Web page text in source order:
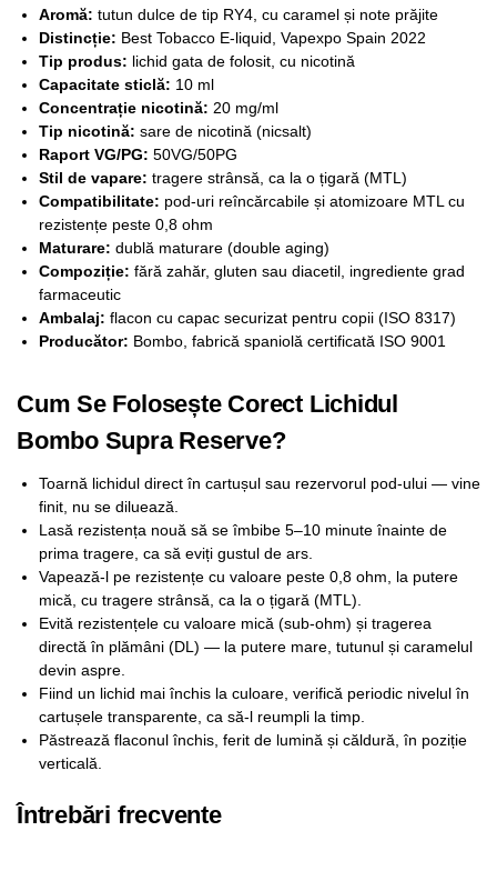
Aromă: tutun dulce de tip RY4, cu caramel și note prăjite
Distincție: Best Tobacco E-liquid, Vapexpo Spain 2022
Tip produs: lichid gata de folosit, cu nicotină
Capacitate sticlă: 10 ml
Concentrație nicotină: 20 mg/ml
Tip nicotină: sare de nicotină (nicsalt)
Raport VG/PG: 50VG/50PG
Stil de vapare: tragere strânsă, ca la o țigară (MTL)
Compatibilitate: pod-uri reîncărcabile și atomizoare MTL cu
rezistențe peste 0,8 ohm
Maturare: dublă maturare (double aging)
Compoziție: fără zahăr, gluten sau diacetil, ingrediente grad
farmaceutic
Ambalaj: flacon cu capac securizat pentru copii (ISO 8317)
Producător: Bombo, fabrică spaniolă certificată ISO 9001
Cum Se Folosește Corect Lichidul
Bombo Supra Reserve?
Toarnă lichidul direct în cartușul sau rezervorul pod-ului — vine
finit, nu se diluează.
Lasă rezistența nouă să se îmbibe 5–10 minute înainte de
prima tragere, ca să eviți gustul de ars.
Vapează-l pe rezistențe cu valoare peste 0,8 ohm, la putere
mică, cu tragere strânsă, ca la o țigară (MTL).
Evită rezistențele cu valoare mică (sub-ohm) și tragerea
directă în plămâni (DL) — la putere mare, tutunul și caramelul
devin aspre.
Fiind un lichid mai închis la culoare, verifică periodic nivelul în
cartușele transparente, ca să-l reumpli la timp.
Păstrează flaconul închis, ferit de lumină și căldură, în poziție
verticală.
Întrebări frecvente